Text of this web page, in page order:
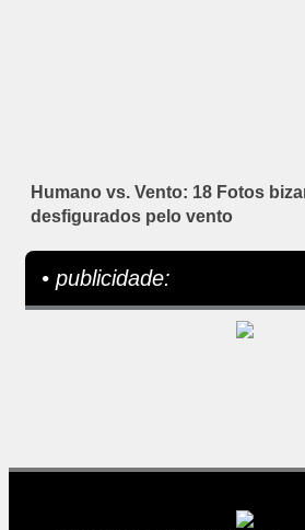
Humano vs. Vento: 18 Fotos
desfigurados pelo vento
• publicidade: